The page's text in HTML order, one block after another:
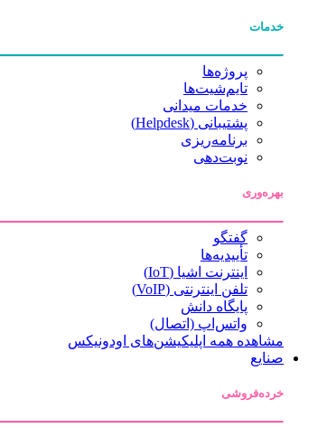
خدمات
پروژه‌ها
تایم‌شیت‌ها
خدمات میدانی
پشتیبانی (Helpdesk)
برنامه‌ریزی
نوبت‌دهی
بهره‌وری
گفتگو
تأییدیه‌ها
اینترنت اشیا (IoT)
تلفن اینترنتی (VoIP)
پایگاه دانش
واتس‌اپ (اتصال)
مشاهده همه اپلیکیشن‌های اودونیکس
صنایع
خرده‌فروشی